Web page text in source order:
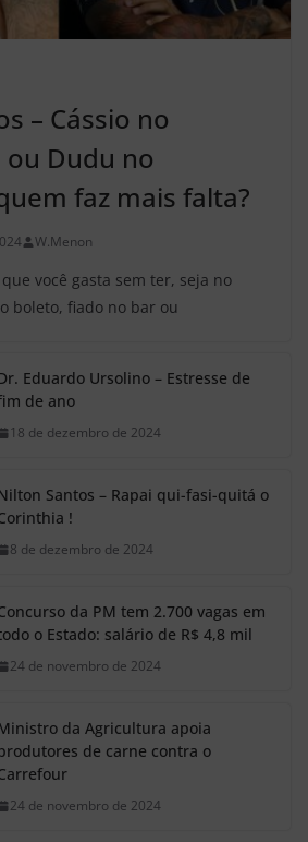
– Cássio no
Dudu no
faz mais falta?
W.Menon
você gasta sem ter, seja no
boleto, fiado no bar ou
Eduardo Ursolino – Estresse de
de ano
18 de dezembro de 2024
Santos – Rapai qui-fasi-quitá o
!
8 de dezembro de 2024
da PM tem 2.700 vagas em
o Estado: salário de R$ 4,8 mil
24 de novembro de 2024
da Agricultura apoia
de carne contra o
24 de novembro de 2024